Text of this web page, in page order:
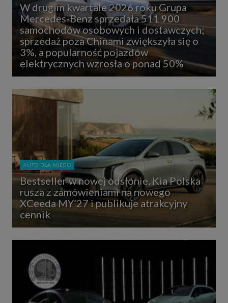
W drugim kwartale 2026 roku Grupa
Mercedes-Benz sprzedała 511 900
samochodów osobowych i dostawczych;
sprzedaż poza Chinami zwiększyła się o
3%, a popularność pojazdów
elektrycznych wzrosła o ponad 50%
AUTO DLA NIEGO
Bestseller w nowej odsłonie. Kia Polska
rusza z zamówieniami na nowego
XCeeda MY’27 i publikuje atrakcyjny
cennik